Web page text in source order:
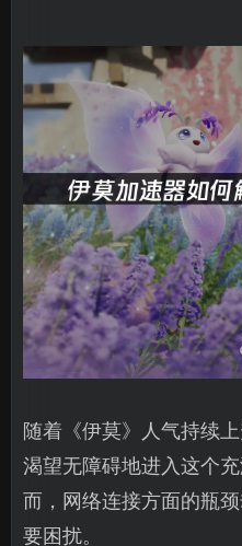
随着《伊莫》人气持续
渴望无障碍地进入这个
而，网络连接方面的瓶
要困扰。